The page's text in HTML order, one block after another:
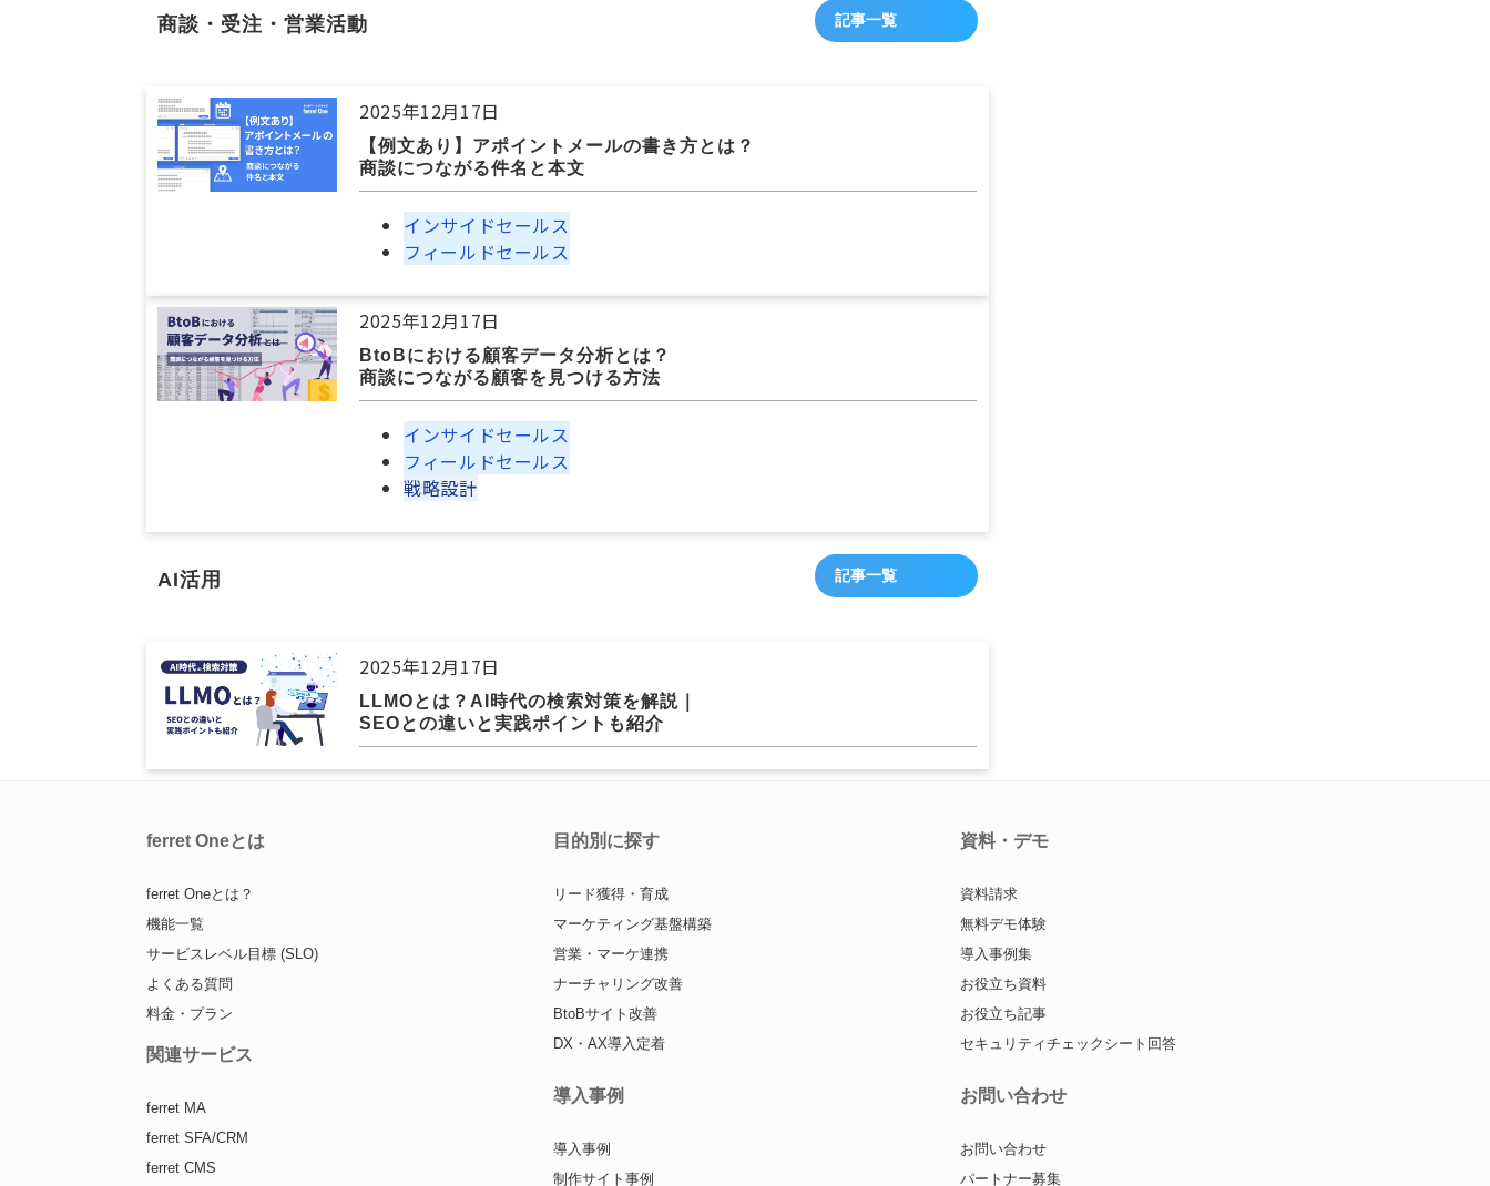
商談・受注・営業活動 記事一覧
2025年12月17日
【例文あり】アポイントメールの書き方とは？
商談につながる件名と本文
インサイドセールス
フィールドセールス
2025年12月17日
BtoBにおける顧客データ分析とは？
商談につながる顧客を見つける方法
インサイドセールス
フィールドセールス
戦略設計
AI活用 記事一覧
2025年12月17日
LLMOとは？AI時代の検索対策を解説｜
SEOとの違いと実践ポイントも紹介
ferret Oneとは
ferret Oneとは？
機能一覧
サービスレベル目標 (SLO)
よくある質問
料金・プラン
関連サービス
ferret MA
ferret SFA/CRM
ferret CMS
目的別に探す
リード獲得・育成
マーケティング基盤構築
営業・マーケ連携
ナーチャリング改善
BtoBサイト改善
DX・AX導入定着
導入事例
導入事例
制作サイト事例
資料・デモ
資料請求
無料デモ体験
導入事例集
お役立ち資料
お役立ち記事
セキュリティチェックシート回答
お問い合わせ
お問い合わせ
パートナー募集